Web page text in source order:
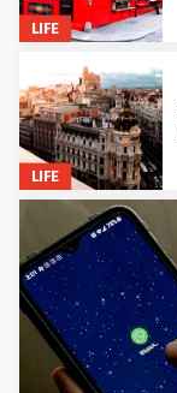
LIFE
LIFE